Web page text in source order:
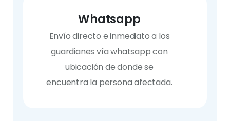
Whatsapp
Envío directo e inmediato a los
guardianes vía whatsapp con
ubicación de donde se
encuentra la persona afectada.